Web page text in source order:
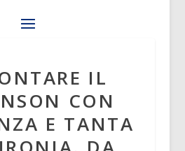
IL
CON
E TANTA